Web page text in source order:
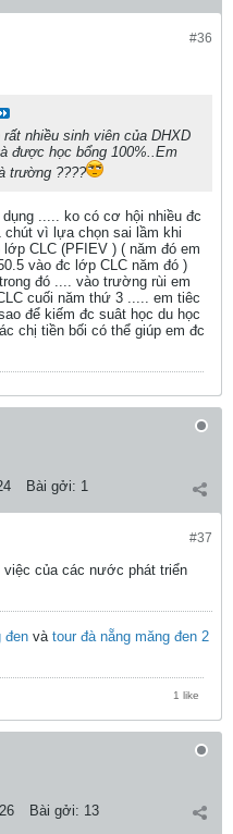
#36
nhiều sinh viên của DHXD
được học bổng 100%..Em
trường ????
..... ko có cơ hội nhiều đc
vì lựa chọn sai lầm khi
CLC (PFIEV ) ( năm đó em
vào đc lớp CLC năm đó )
đó .... vào trường rùi em
cuối năm thứ 3 ..... em tiêc
để kiếm đc suât học du học
chị tiền bối có thể giúp em đc
Bài gởi: 1
#37
việc của các nước phát triển
đen và tour đà nẵng măng đen 2
1 like
Bài gởi: 13